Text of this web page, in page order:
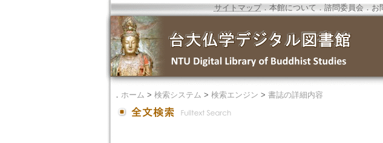
サイトマップ．本館について ． 諮問委員会． お
． ホーム > 検索システム > 検索エンジン > 書誌の詳細内容